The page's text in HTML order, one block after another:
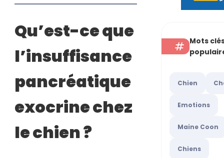
Qu’est-ce que
l’insuffisance
pancréatique
exocrine chez
le chien ?
Mots
Chien
Emotions
Maine Coon
Chiens